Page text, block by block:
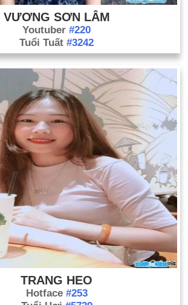
VƯƠNG SƠN LÂM
Youtuber #220
Tuổi Tuất #3242
TRANG HEO
Hotface #253